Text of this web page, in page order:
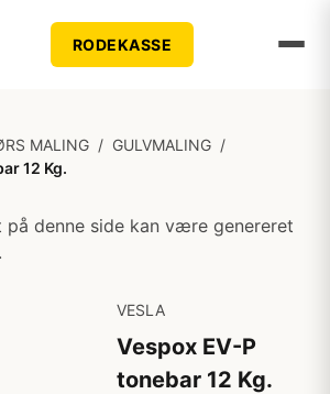
RODEKASSE
MALING / GULVMALING /
12 Kg.
på denne side kan være genereret
VESLA
Vespox EV-P
tonebar 12 Kg.